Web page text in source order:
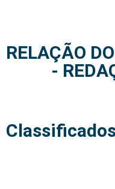
RELAÇÃO
-